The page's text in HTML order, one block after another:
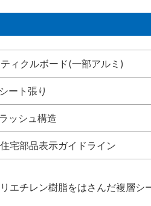
ィクルボード(一部アルミ)
ート張り
ッシュ構造
部品表示ガイドライン
エチレン樹脂をはさんだ複層